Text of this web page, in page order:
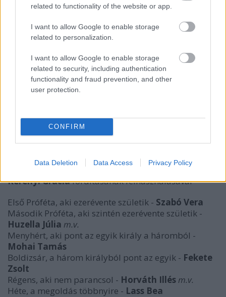
related to functionality of the website or app.
I want to allow Google to enable storage
related to personalization.
I want to allow Google to enable storage
related to security, including authentication
functionality and fraud prevention, and other
user protection.
CONFIRM
Data Deletion Data Access Privacy Policy
Slawomir Mrożek:
Próféták
Kerényi Gráciafordításának felhasználásával
Első Próféta, aki ezerévente születik - Szabó Vera
Második Próféta, aki szintén ezerévente születik -
Huzella Júlia m.v.
Menyhért, aki pont az egyik király a háromból -
Mohai Tamás
Boldizsár, a három királyból pont az egyik - Fekete
Zsolt
Régens, aki nem parancsol - Horváth Illés m.v.
Héte, a megoldás többnyire - Lass Bea